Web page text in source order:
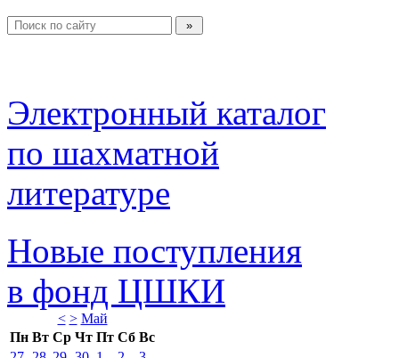
Электронный каталог
по шахматной
литературе
Новые поступления
в фонд ЦШКИ
< > Май
Пн Вт Ср Чт Пт Сб Вс